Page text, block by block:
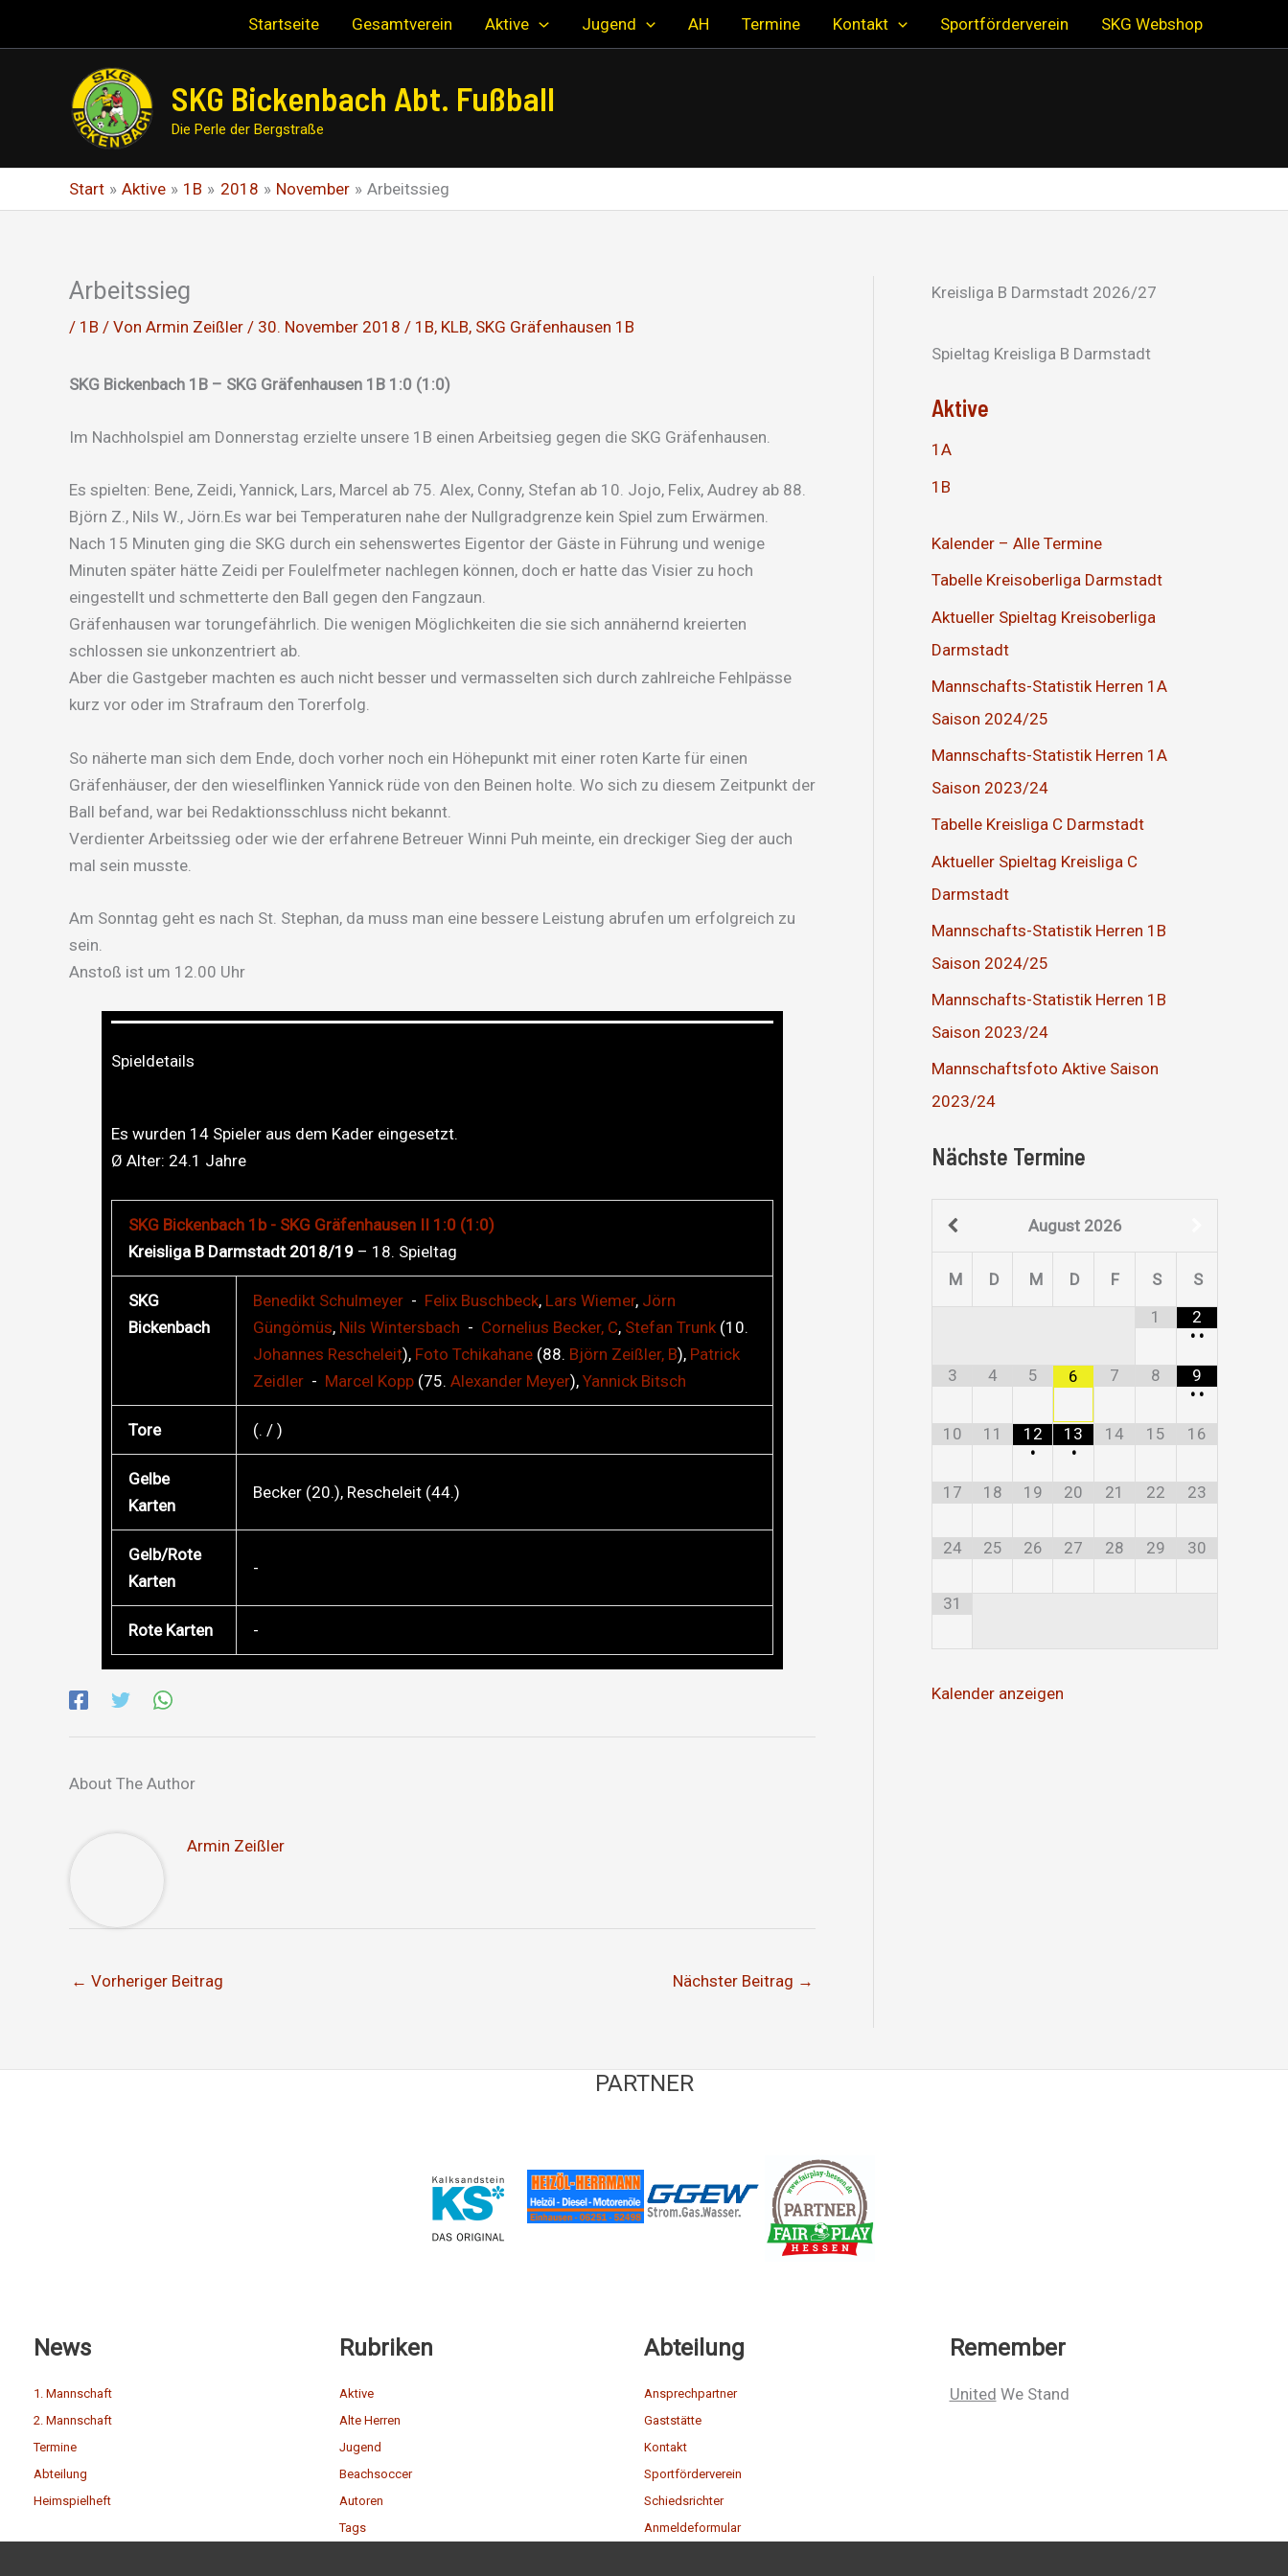
Startseite Gesamtverein Aktive Jugend AH Termine Kontakt Sportförderverein SKG Webshop
SKG Bickenbach Abt. Fußball
Die Perle der Bergstraße
Start Aktive 1B 2018 November Arbeitssieg
Arbeitssieg
/ 1B / Von Armin Zeißler / 30. November 2018 / 1B, KLB, SKG Gräfenhausen 1B
SKG Bickenbach 1B – SKG Gräfenhausen 1B 1:0 (1:0)
Im Nachholspiel am Donnerstag erzielte unsere 1B einen Arbeitsieg gegen die SKG Gräfenhausen.
Es spielten: Bene, Zeidi, Yannick, Lars, Marcel ab 75. Alex, Conny, Stefan ab 10. Jojo, Felix, Audrey ab 88.
Björn Z., Nils W., Jörn.Es war bei Temperaturen nahe der Nullgradgrenze kein Spiel zum Erwärmen.
Nach 15 Minuten ging die SKG durch ein sehenswertes Eigentor der Gäste in Führung und wenige
Minuten später hätte Zeidi per Foulelfmeter nachlegen können, doch er hatte das Visier zu hoch
eingestellt und schmetterte den Ball gegen den Fangzaun.
Gräfenhausen war torungefährlich. Die wenigen Möglichkeiten die sie sich annähernd kreierten
schlossen sie unkonzentriert ab.
Aber die Gastgeber machten es auch nicht besser und vermasselten sich durch zahlreiche Fehlpässe
kurz vor oder im Strafraum den Torerfolg.
So näherte man sich dem Ende, doch vorher noch ein Höhepunkt mit einer roten Karte für einen
Gräfenhäuser, der den wieselflinken Yannick rüde von den Beinen holte. Wo sich zu diesem Zeitpunkt der
Ball befand, war bei Redaktionsschluss nicht bekannt.
Verdienter Arbeitssieg oder wie der erfahrene Betreuer Winni Puh meinte, ein dreckiger Sieg der auch
mal sein musste.
Am Sonntag geht es nach St. Stephan, da muss man eine bessere Leistung abrufen um erfolgreich zu
sein.
Anstoß ist um 12.00 Uhr
Spieldetails
Es wurden 14 Spieler aus dem Kader eingesetzt.
Ø Alter: 24.1 Jahre
SKG Bickenbach 1b - SKG Gräfenhausen II 1:0 (1:0)
Kreisliga B Darmstadt 2018/19 – 18. Spieltag
SKG
Bickenbach
Benedikt Schulmeyer - Felix Buschbeck, Lars Wiemer, Jörn
Güngömüs, Nils Wintersbach - Cornelius Becker, C, Stefan Trunk (10.
Johannes Rescheleit), Foto Tchikahane (88. Björn Zeißler, B), Patrick
Zeidler - Marcel Kopp (75. Alexander Meyer), Yannick Bitsch
Tore (. / )
Gelbe
Karten
Becker (20.), Rescheleit (44.)
Gelb/Rote
Karten
-
Rote Karten -
About The Author
Armin Zeißler
← Vorheriger Beitrag Nächster Beitrag →
Kreisliga B Darmstadt 2026/27
Spieltag Kreisliga B Darmstadt
Aktive
1A
1B
Kalender – Alle Termine
Tabelle Kreisoberliga Darmstadt
Aktueller Spieltag Kreisoberliga
Darmstadt
Mannschafts-Statistik Herren 1A
Saison 2024/25
Mannschafts-Statistik Herren 1A
Saison 2023/24
Tabelle Kreisliga C Darmstadt
Aktueller Spieltag Kreisliga C
Darmstadt
Mannschafts-Statistik Herren 1B
Saison 2024/25
Mannschafts-Statistik Herren 1B
Saison 2023/24
Mannschaftsfoto Aktive Saison
2023/24
Nächste Termine
August 2026
M D M D F S
S
1
2
• •
3 4 5 6 7 8
9
• •
10 11
12
•
13
•
14 15 16
17 18 19 20 21 22 23
24 25 26 27 28 29 30
31
Kalender anzeigen
PARTNER
News
1. Mannschaft
2. Mannschaft
Termine
Abteilung
Heimspielheft
Rubriken
Aktive
Alte Herren
Jugend
Beachsoccer
Autoren
Tags
Abteilung
Ansprechpartner
Gaststätte
Kontakt
Sportförderverein
Schiedsrichter
Anmeldeformular
Remember
United We Stand